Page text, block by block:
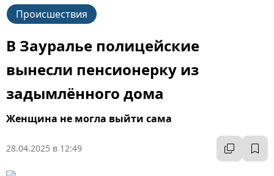
Происшествия
В Зауралье полицейские
вынесли пенсионерку из
задымлённого дома
Женщина не могла выйти сама
28.04.2025 в 12:49